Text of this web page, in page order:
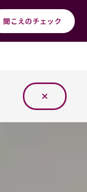
聞こえのチェック